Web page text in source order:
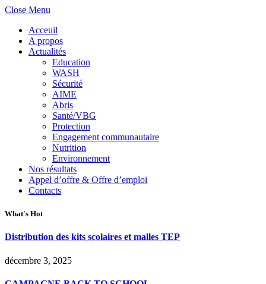
Close Menu
Acceuil
A propos
Actualités
Education
WASH
Sécurité
AIME
Abris
Santé/VBG
Protection
Engagement communautaire
Nutrition
Environnement
Nos résultats
Appel d’offre & Offre d’emploi
Contacts
What's Hot
Distribution des kits scolaires et malles TEP
décembre 3, 2025